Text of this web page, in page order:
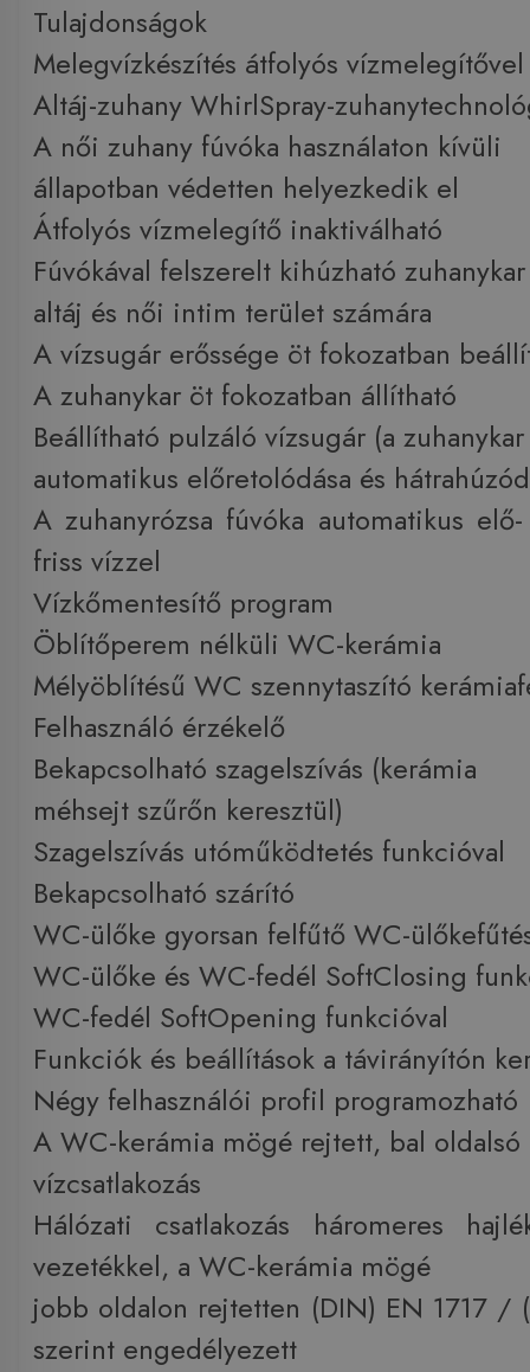
Tulajdonságok
Melegvízkészítés átfolyós vízmelegítővel
Altáj-zuhany WhirlSpray-
A női zuhany fúvóka használaton kívüli
állapotban védetten helyezkedik el
Átfolyós vízmelegítő inaktiválható
Fúvókával felszerelt kihúzható
altáj és női intim terület számára
A vízsugár erőssége öt fokozatban
A zuhanykar öt fokozatban állítható
Beállítható pulzáló vízsugár (a zuhanykar
automatikus előretolódása és
A zuhanyrózsa fúvóka automatikus
friss vízzel
Vízkőmentesítő program
Öblítőperem nélküli WC-kerámia
Mélyöblítésű WC szennytaszító
Felhasználó érzékelő
Bekapcsolható szagelszívás (kerámia
méhsejt szűrőn keresztül)
Szagelszívás utóműködtetés funkcióval
Bekapcsolható szárító
WC-ülőke gyorsan felfűtő WC-
WC-ülőke és WC-fedél SoftClosing
WC-fedél SoftOpening funkcióval
Funkciók és beállítások a távirányítón
Négy felhasználói profil programozható
A WC-kerámia mögé rejtett, bal oldalsó
vízcsatlakozás
Hálózati csatlakozás háromeres
vezetékkel, a WC-kerámia mögé
jobb oldalon rejtetten (DIN) EN 1717 /
szerint engedélyezett